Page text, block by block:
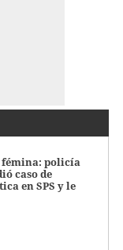
fémina: policía
caso de
en SPS y le